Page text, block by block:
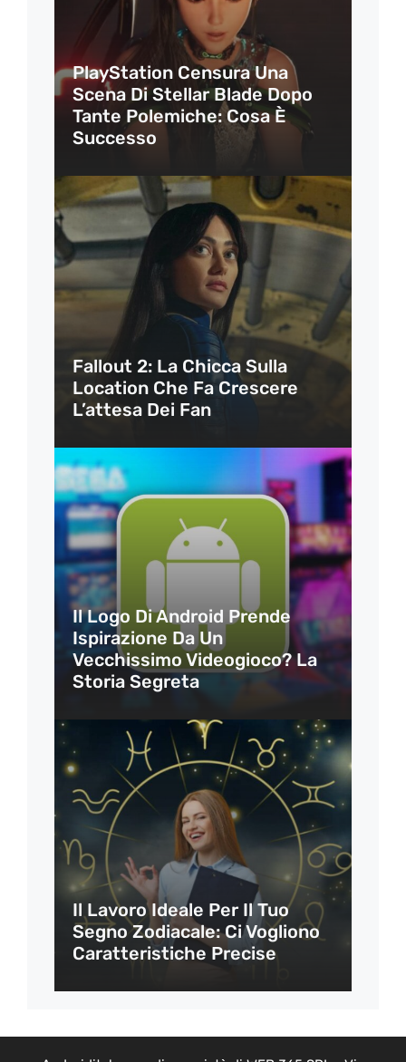
PlayStation Censura Una
Scena Di Stellar Blade Dopo
Tante Polemiche: Cosa È
Successo
Fallout 2: La Chicca Sulla
Location Che Fa Crescere
L’attesa Dei Fan
Il Logo Di Android Prende
Ispirazione Da Un
Vecchissimo Videogioco? La
Storia Segreta
Il Lavoro Ideale Per Il Tuo
Segno Zodiacale: Ci Vogliono
Caratteristiche Precise